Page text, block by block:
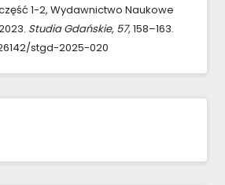
1-2, Wydawnictwo Naukowe
Studia Gdańskie, 57, 158–163.
stgd-2025-020